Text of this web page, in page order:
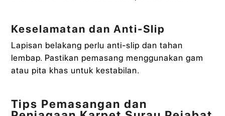
Keselamatan dan Anti-Slip
Lapisan belakang perlu anti-slip dan tahan
lembap. Pastikan pemasang menggunakan gam
atau pita khas untuk kestabilan.
Tips Pemasangan dan